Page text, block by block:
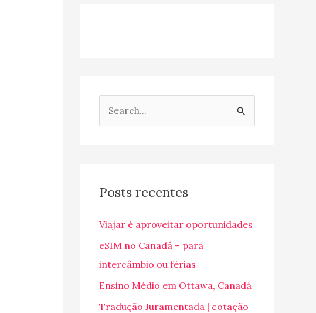
u
s
a
r
p
o
Posts recentes
Viajar é aproveitar oportunidades
eSIM no Canadá – para
intercâmbio ou férias
Ensino Médio em Ottawa, Canadá
Tradução Juramentada | cotação